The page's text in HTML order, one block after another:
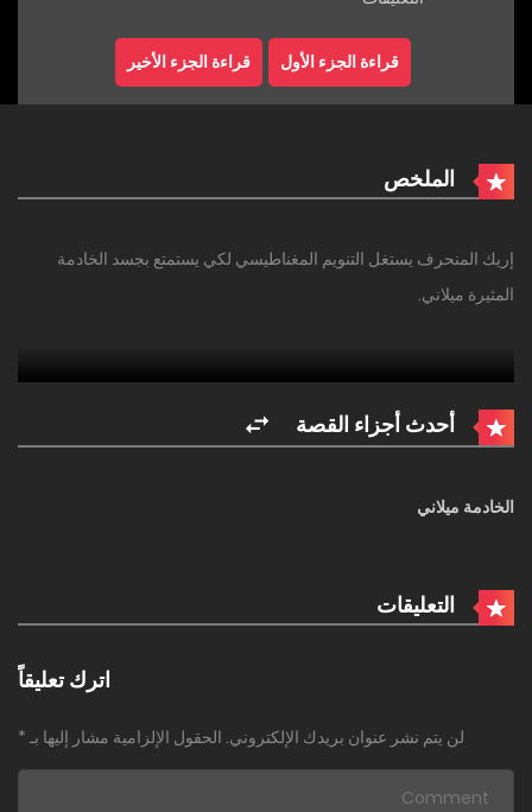
قراءة الجزء الأول قراءة الجزء الأخير
الملخص
إريك المنحرف يستغل التنويم المغناطيسي لكي يستمتع بجسد الخادمة
المثيرة ميلاني.
أحدث أجزاء القصة
الخادمة ميلاني
التعليقات
اترك تعليقاً
لن يتم نشر عنوان بريدك الإلكتروني. الحقول الإلزامية مشار إليها بـ *